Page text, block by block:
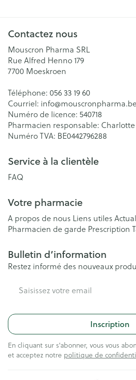
Contactez nous
Mouscron Pharma SRL
Rue Alfred Henno 179
7700 Moeskroen
Téléphone: 056 33 19 60
Courriel: info@mouscronpharma.be
Numéro de licence: 540718
Pharmacien responsable:
Numéro TVA: BE0442796288
Service à la clientèle
FAQ
Votre pharmacie
A propos de nous Liens utiles
Pharmacien de garde Prescription
Bulletin d’information
Restez informé des nouveaux
Inscription
En cliquant sur s'abonner, vous vous
et acceptez notre politique de